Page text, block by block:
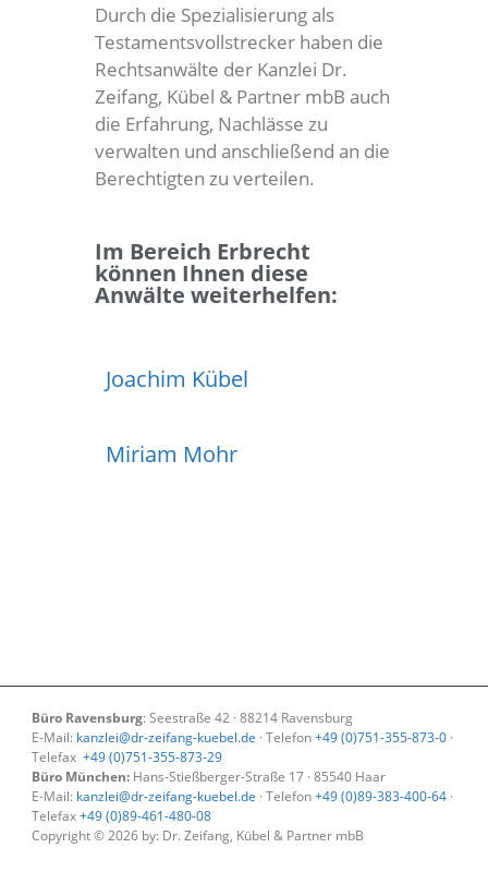
Durch die Spezialisierung als
Testamentsvollstrecker haben die
Rechtsanwälte der Kanzlei Dr.
Zeifang, Kübel & Partner mbB auch
die Erfahrung, Nachlässe zu
verwalten und anschließend an die
Berechtigten zu verteilen.
Im Bereich Erbrecht
können Ihnen diese
Anwälte weiterhelfen:
Joachim Kübel
Miriam Mohr
Büro Ravensburg: Seestraße 42 · 88214 Ravensburg
E-Mail: kanzlei@dr-zeifang-kuebel.de · Telefon+49 (0)751-355-873-0·
Telefax +49 (0)751-355-873-29
Büro München:Hans-Stießberger-Straße 17 · 85540 Haar
E-Mail: kanzlei@dr-zeifang-kuebel.de · Telefon+49 (0)89-383-400-64·
Telefax+49 (0)89-461-480-08
Copyright © 2026 by: Dr. Zeifang, Kübel & Partner mbB